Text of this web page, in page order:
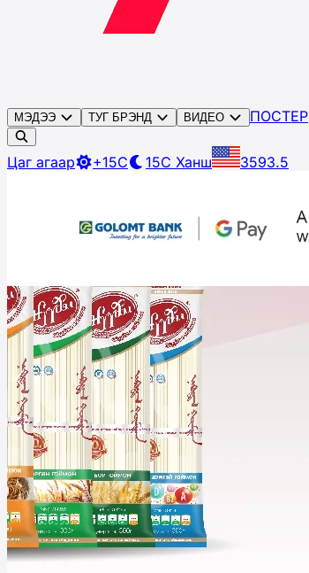
МЭДЭЭ ТУГ БРЭНД ВИДЕО ПОСТЕР
Цаг агаар +15C 15C Ханш 3593.5